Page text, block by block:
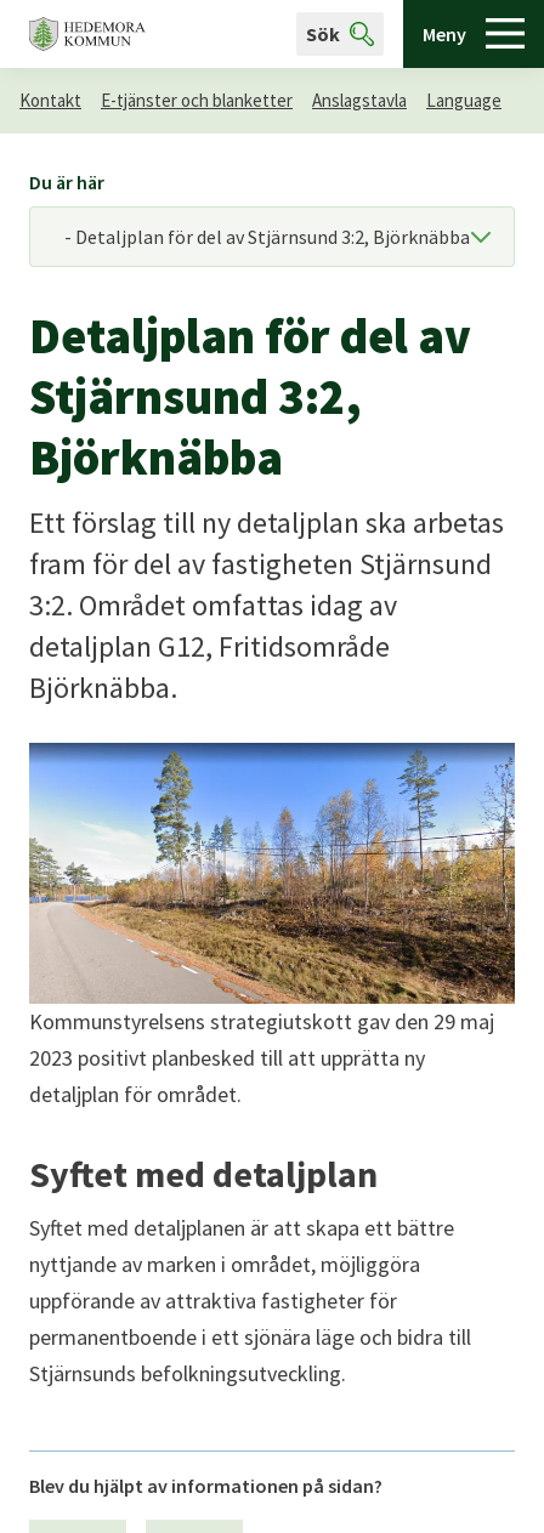
Sök Meny
Kontakt E-tjänster och blanketter Anslagstavla Language
Detaljplan för del av
Stjärnsund 3:2,
Björknäbba
Ett förslag till ny detaljplan ska arbetas
fram för del av fastigheten Stjärnsund
3:2. Området omfattas idag av
detaljplan G12, Fritidsområde
Björknäbba.
Kommunstyrelsens strategiutskott gav den 29 maj
2023 positivt planbesked till att upprätta ny
detaljplan för området.
Syftet med detaljplan
Syftet med detaljplanen är att skapa ett bättre
nyttjande av marken i området, möjliggöra
uppförande av attraktiva fastigheter för
permanentboende i ett sjönära läge och bidra till
Stjärnsunds befolkningsutveckling.
Blev du hjälpt av informationen på sidan?
Du är här